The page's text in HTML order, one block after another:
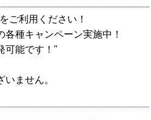
ご利用ください！
種キャンペーン実施中！
可能です！"
ません。